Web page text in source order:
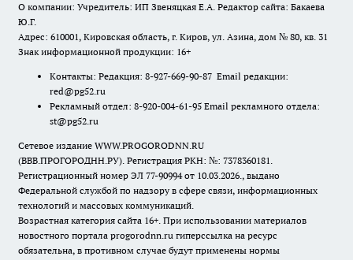
О компании: Учредитель: ИП Звеняцкая Е.А. Редактор сайта: Бакаева
Ю.Г.
Адрес: 610001, Кировская область, г. Киров, ул. Азина, дом № 80, кв. 31
Знак информационной продукции: 16+
Контакты: Редакция: 8-927-669-90-87 Email редакции:
red@pg52.ru
Рекламный отдел: 8-920-004-61-95 Email рекламного отдела:
st@pg52.ru
Сетевое издание WWW.PROGORODNN.RU
(ВВВ.ПРОГОРОДНН.РУ). Регистрация РКН: №: 7378360181.
Регистрационный номер ЭЛ 77-90994 от 10.03.2026., выдано
Федеральной службой по надзору в сфере связи, информационных
технологий и массовых коммуникаций.
Возрастная категория сайта 16+. При использовании материалов
новостного портала progorodnn.ru гиперссылка на ресурс
обязательна, в противном случае будут применены нормы